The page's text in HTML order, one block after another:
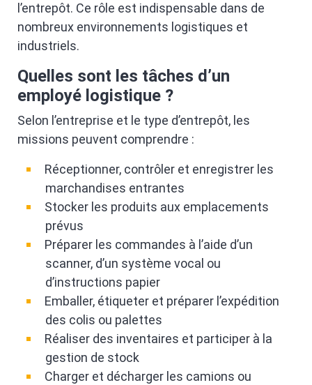
l’entrepôt. Ce rôle est indispensable dans de
nombreux environnements logistiques et
industriels.
Quelles sont les tâches d’un
employé logistique ?
Selon l’entreprise et le type d’entrepôt, les
missions peuvent comprendre :
Réceptionner, contrôler et enregistrer les
marchandises entrantes
Stocker les produits aux emplacements
prévus
Préparer les commandes à l’aide d’un
scanner, d’un système vocal ou
d’instructions papier
Emballer, étiqueter et préparer l’expédition
des colis ou palettes
Réaliser des inventaires et participer à la
gestion de stock
Charger et décharger les camions ou